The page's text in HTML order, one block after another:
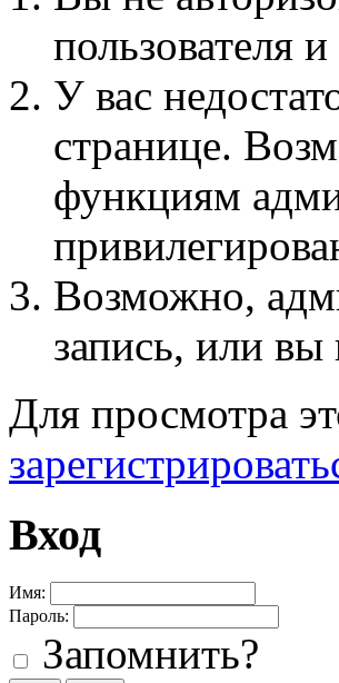
пользователя
У вас
странице.
функциям
Возможно,
запись, или вы
Для просмотра
Вход
Имя:
Пароль:
Запомнить?